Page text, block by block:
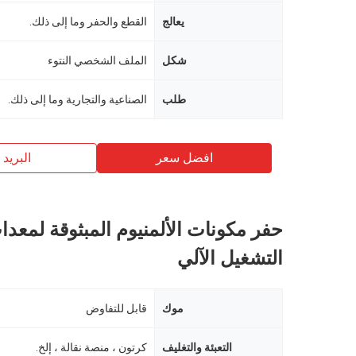
يعالج القطع والحفر وما إلى ذلك.
شكل الملف الشخصي النتوء
طلب الصناعية والتجارية وما إلى ذلك.
افضل سعر البريد
حفر مكونات الألمنيوم المبثوقة
التشغيل الآلي
موك قابل للتفاوض
التعبئة والتغليف كرتون ، منصة نقالة ، إلخ.